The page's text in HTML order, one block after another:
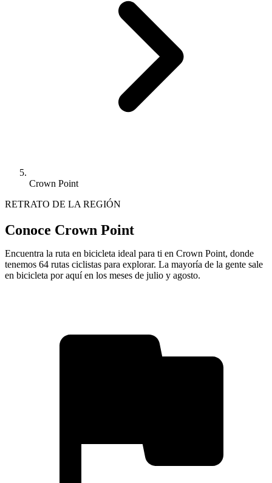
Crown Point
RETRATO DE LA REGIÓN
Conoce Crown Point
Encuentra la ruta en bicicleta ideal para ti en Crown Point, donde
tenemos 64 rutas ciclistas para explorar. La mayoría de la gente sale
en bicicleta por aquí en los meses de julio y agosto.